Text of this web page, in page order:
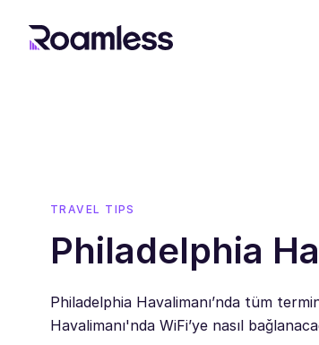
TRAVEL TIPS
Philadelphia
Philadelphia Havalimanı’nda tüm
Havalimanı'nda WiFi’ye nasıl